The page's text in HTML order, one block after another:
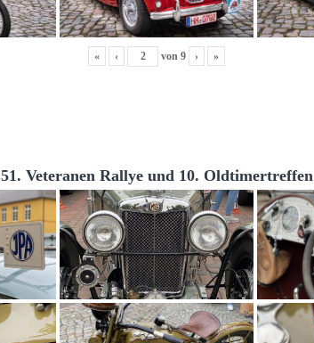
« ‹ von 9 › »
51. Veteranen Rallye und 10. Oldtimertreffen